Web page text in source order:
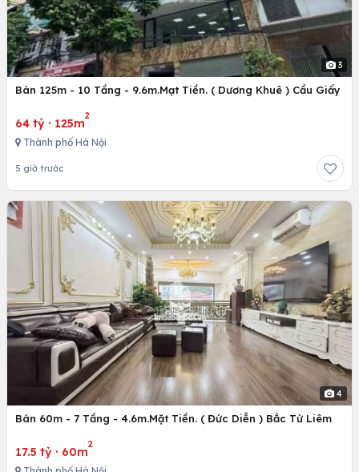
3
Bán 125m - 10 Tầng - 9.6m.Mạt Tiền. ( Dương Khuê ) Cầu Giấy
64 tỷ · 125m
2
Thành phố Hà Nội
5 giờ trước
4
Bán 60m - 7 Tầng - 4.6m.Mặt Tiền. ( Đức Diễn ) Bắc Từ Liêm
17.5 tỷ · 60m
2